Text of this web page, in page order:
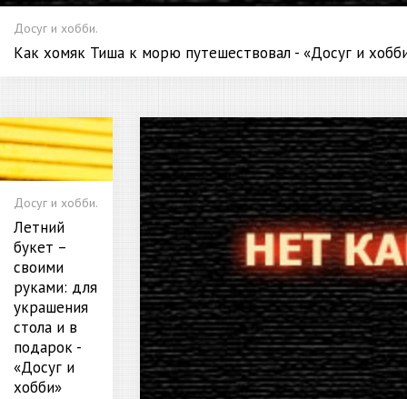
Досуг и хобби.
Как хомяк Тиша к морю путешествовал - «Досуг и
Досуг и хобби.
Летний
букет –
своими
руками: для
украшения
стола и в
подарок -
«Досуг и
хобби»